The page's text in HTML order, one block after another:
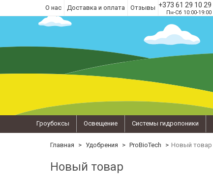
О нас Доставка и оплата Отзывы +373 61 29 10 29
Пн-Сб 10:00-19:00
Гроубоксы Освещение Системы гидропоники
Главная Удобрения ProBioTech Новый товар
Новый товар